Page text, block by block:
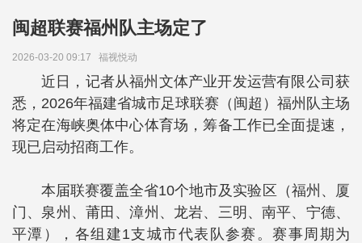
闽超联赛福州队主场定了
2026-03-20 09:17 福视悦动
近日，记者从福州文体产业开发运营有限公司获
悉，2026年福建省城市足球联赛（闽超）福州队主场
将定在海峡奥体中心体育场，筹备工作已全面提速，
现已启动招商工作。
本届联赛覆盖全省10个地市及实验区（福州、厦
门、泉州、莆田、漳州、龙岩、三明、南平、宁德、
平潭），各组建1支城市代表队参赛。赛事周期为